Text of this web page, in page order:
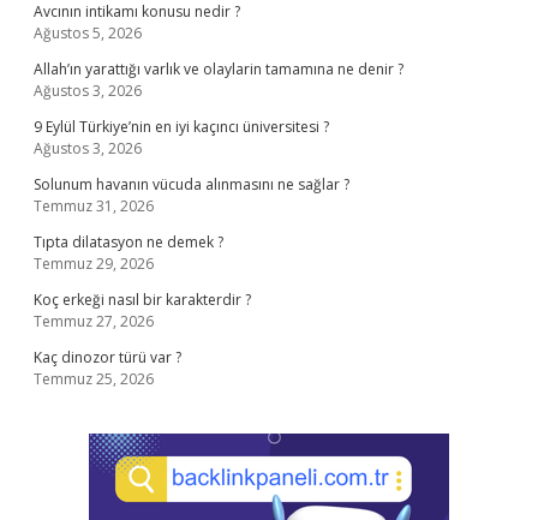
Avcının intikamı konusu nedir ?
Ağustos 5, 2026
Allah’ın yarattığı varlık ve olaylarin tamamına ne denir ?
Ağustos 3, 2026
9 Eylül Türkiye’nin en iyi kaçıncı üniversitesi ?
Ağustos 3, 2026
Solunum havanın vücuda alınmasını ne sağlar ?
Temmuz 31, 2026
Tıpta dilatasyon ne demek ?
Temmuz 29, 2026
Koç erkeği nasıl bir karakterdir ?
Temmuz 27, 2026
Kaç dinozor türü var ?
Temmuz 25, 2026